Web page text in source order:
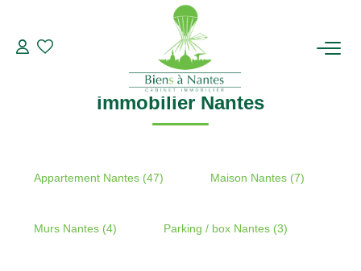
ACHETER
LOUER
ESTIMER
BIENS VENDUS
immobilier Nantes
Modifier les critères de recherche
Localisation
Localisation
immobilier Nantes
Appartement Nantes (47) Maison Nantes (7)
Murs Nantes (4) Parking / box Nantes (3)